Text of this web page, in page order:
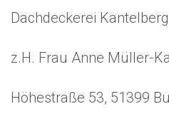
Dachdeckerei Kantelberg
z.H. Frau Anne Müller-
Höhestraße 53, 51399